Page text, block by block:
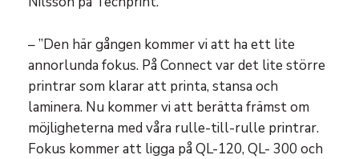
– ”Den här gången kommer vi att ha ett lite
annorlunda fokus. På Connect var det lite större
printrar som klarar att printa, stansa och
laminera. Nu kommer vi att berätta främst om
möjligheterna med våra rulle-till-rulle printrar.
Fokus kommer att ligga på QL-120, QL- 300 och